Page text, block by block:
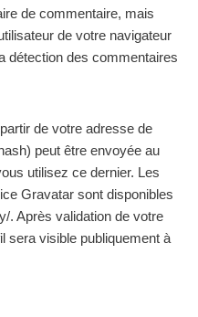
de commentaire, mais
de votre navigateur
détection des commentaires
de votre adresse de
peut être envoyée au
utilisez ce dernier. Les
Gravatar sont disponibles
. Après validation de votre
sera visible publiquement à